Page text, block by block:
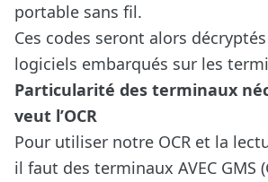
portable sans fil.
Ces codes seront alors
logiciels embarqués sur les
Particularité des terminaux
veut l’OCR
Pour utiliser notre OCR et la
il faut des terminaux AVEC GMS